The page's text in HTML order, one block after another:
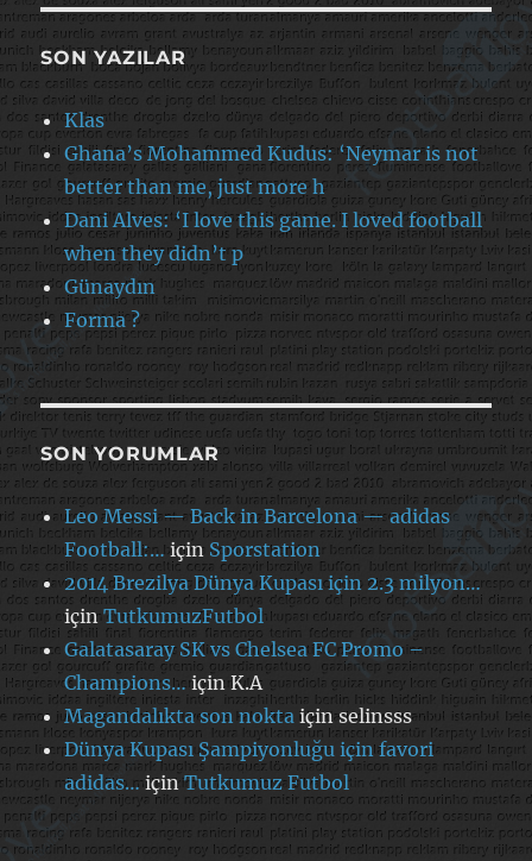
SON YAZILAR
Klas
Ghana’s Mohammed Kudus: ‘Neymar is not
better than me, just more h
Dani Alves: ‘I love this game. I loved football
when they didn’t p
Günaydın
Forma ?
SON YORUMLAR
Leo Messi — Back in Barcelona — adidas
Football:…için Sporstation
2014 Brezilya Dünya Kupası için 2.3 milyon…
içinTutkumuzFutbol
Galatasaray SK vs Chelsea FC Promo –
Champions…içinK.A
Magandalıkta son nokta içinselinsss
Dünya Kupası Şampiyonluğu için favori
adidas…içinTutkumuz Futbol